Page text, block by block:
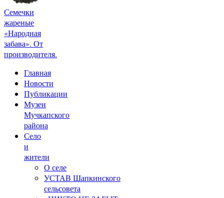
Семечки
жареные
«Народная
забава». От
производителя.
Главная
Новости
Публикации
Музеи
Мучкапского
района
Село
и
жители
О селе
УСТАВ Шапкинского
сельсовета